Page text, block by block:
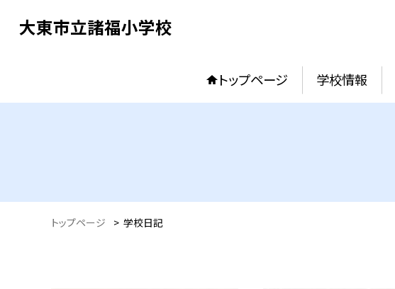
大東市立諸福小学校
トップページ 学校情報
トップページ > 学校日記